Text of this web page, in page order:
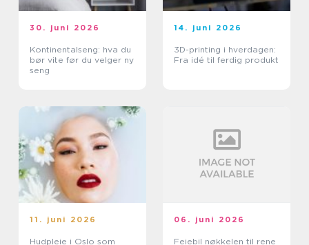
30. juni 2026
Kontinentalseng: hva du
bør vite før du velger ny
seng
14. juni 2026
3D-printing i hverdagen:
Fra idé til ferdig produkt
11. juni 2026
Hudpleie i Oslo som
06. juni 2026
Feiebil nøkkelen til rene